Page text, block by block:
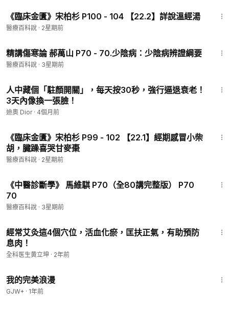
《臨床金匱》宋柏杉 P100 - 104 【22.2】詳說溫經湯
醫療百科說 · 2星期前
精講傷寒論 郝萬山 P70 - 70.少陰病：少陰病辨證綱要
醫療百科說 · 3星期前
人中藏個「駐顏開關」，每天按30秒，強行逼退衰老！
3天內像換一張臉！
迪奧 Dior· 4個月前
《臨床金匱》宋柏杉 P99 - 102 【22.1】經期感冒小柴
胡，臓躁喜哭甘麥棗
醫療百科說 · 2星期前
《中醫診斷學》 馬維騏 P70（全80講完整版） P70
70
醫療百科說 · 3星期前
經常艾灸這4個穴位，活血化瘀，匡扶正氣，有助預防
息肉！
全科医生黄立坤 · 2年前
我的完美浪漫
GJW+ · 1年前